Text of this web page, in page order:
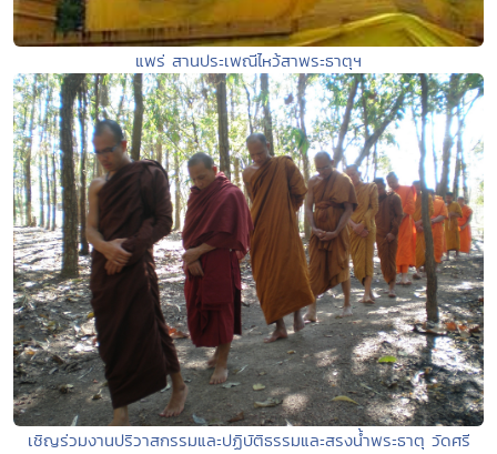
แพร่ สานประเพณีไหว้สาพระธาตุฯ
เชิญร่วมงานปริวาสกรรมและปฏิบัติธรรมและสรงน้ำพระธาตุ วัดศรี